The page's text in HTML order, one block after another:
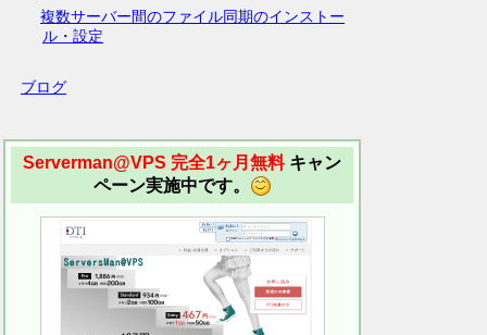
複数サーバー間のファイル同期のインストー
ル・設定
ブログ
Serverman@VPS 完全1ヶ月無料キャン
ペーン実施中です。